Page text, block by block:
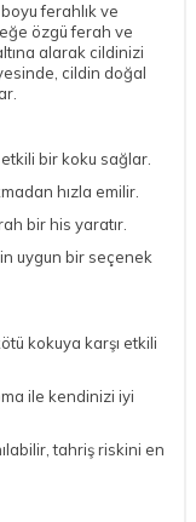
ferahlık ve
özgü ferah ve
alarak cildinizi
cildin doğal
bir koku sağlar.
hızla emilir.
bir his yaratır.
uygun bir seçenek
kokuya karşı etkili
ile kendinizi iyi
tahriş riskini en